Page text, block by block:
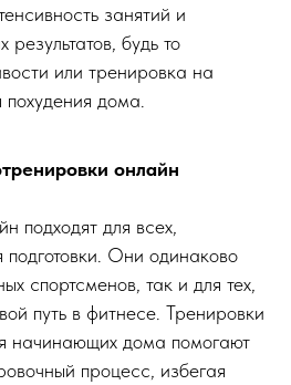
занятий и
результатов, будь то
или тренировка на
дома.
онлайн
подходят для всех,
подготовки. Они одинаково
спортсменов, так и для тех,
путь в фитнесе. Тренировки
начинающих дома помогают
процесс, избегая